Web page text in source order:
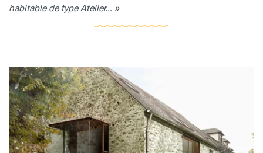
habitable de type Atelier... »